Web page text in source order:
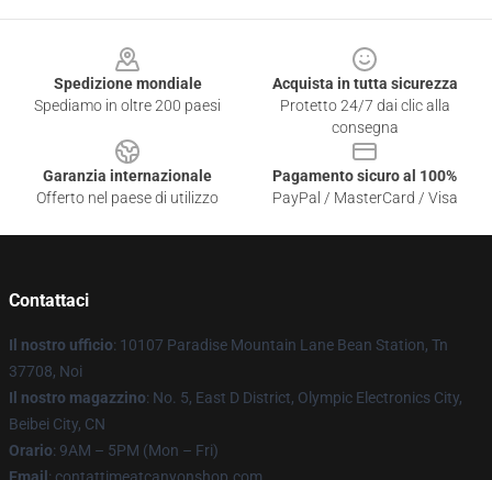
Spedizione mondiale
Spediamo in oltre 200 paesi
Acquista in tutta sicurezza
Protetto 24/7 dai clic alla
consegna
Garanzia internazionale
Offerto nel paese di utilizzo
Pagamento sicuro al 100%
PayPal / MasterCard / Visa
Contattaci
Il nostro ufficio: 10107 Paradise Mountain Lane Bean Station, Tn
37708, Noi
Il nostro magazzino: No. 5, East D District, Olympic Electronics City,
Beibei City, CN
Orario: 9AM – 5PM (Mon – Fri)